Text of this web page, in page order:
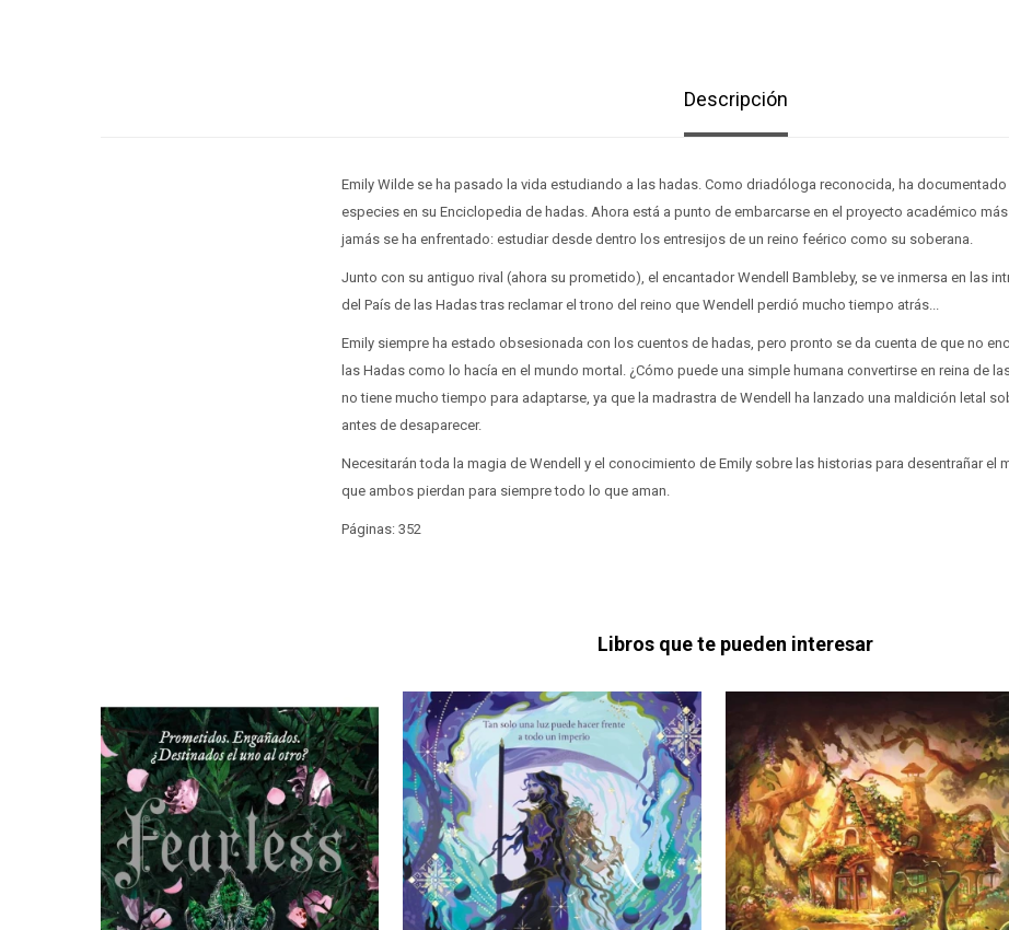
Descripción
Emily Wilde se ha pasado la vida estudiando a las hadas. Como driadóloga reconocida, ha
especies en su Enciclopedia de hadas. Ahora está a punto de embarcarse en el proyecto académico
jamás se ha enfrentado: estudiar desde dentro los entresijos de un reino feérico como su soberana.
Junto con su antiguo rival (ahora su prometido), el encantador Wendell Bambleby, se ve inmersa en las
del País de las Hadas tras reclamar el trono del reino que Wendell perdió mucho tiempo atrás...
Emily siempre ha estado obsesionada con los cuentos de hadas, pero pronto se da cuenta de que no
las Hadas como lo hacía en el mundo mortal. ¿Cómo puede una simple humana convertirse en reina de
no tiene mucho tiempo para adaptarse, ya que la madrastra de Wendell ha lanzado una maldición letal
antes de desaparecer.
Necesitarán toda la magia de Wendell y el conocimiento de Emily sobre las historias para desentrañar el
que ambos pierdan para siempre todo lo que aman.
Páginas: 352
Libros que te pueden interesar